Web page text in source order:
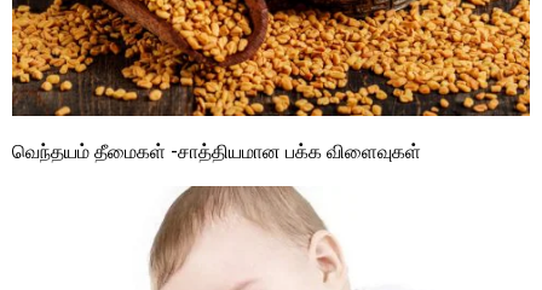
வெந்தயம் தீமைகள் -சாத்தியமான பக்க விளைவுகள்